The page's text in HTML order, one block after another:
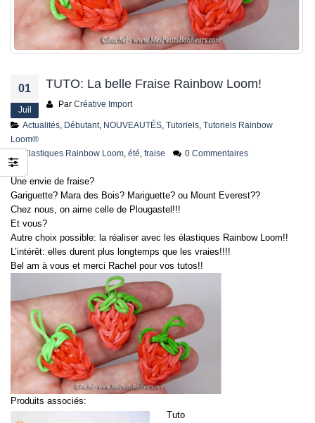
01
Juil
TUTO: La belle Fraise Rainbow Loom!
Par Créative Import
Actualités, Débutant, NOUVEAUTÉS, Tutoriels, Tutoriels Rainbow
Loom®
Elastiques Rainbow Loom, été fraise 0 Commentaires
Une envie de fraise?
Gariguette? Mara des Bois? Mariguette? ou Mount Everest??
Chez nous, on aime celle de Plougastel!!!
Et vous?
Autre choix possible: la réaliser avec les élastiques Rainbow Loom!!
L’intérêt: elles durent plus longtemps que les vraies!!!!
Bel am à vous et merci Rachel pour vos tutos!!
Produits associés:
Tuto
jusqu’au 21 juillet
24 juin 2026